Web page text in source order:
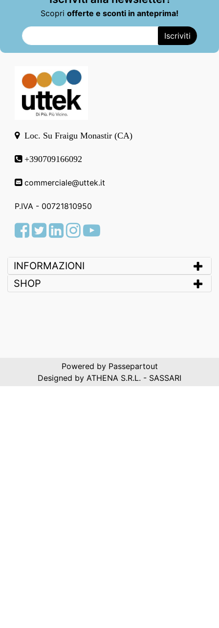
Scopri offerte e sconti in anteprima!
Loc. Su Fraigu Monastir (CA)
+390709166092
commerciale@uttek.it
P.IVA - 00721810950
Facebook
TwitterLinkedInInstagram
Youtube
INFORMAZIONI
SHOP
Powered by Passepartout
Designed by ATHENA S.R.L. - SASSARI